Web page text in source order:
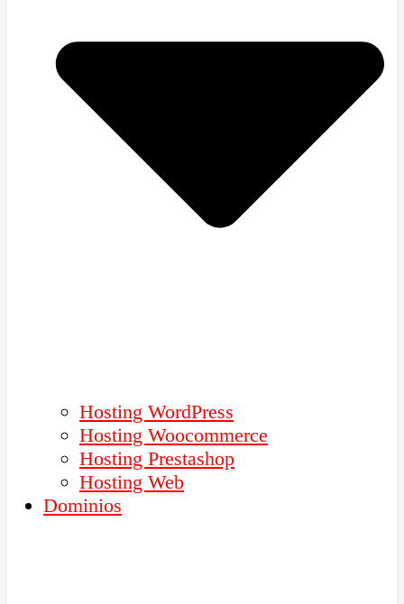
Hosting WordPress
Hosting Woocommerce
Hosting Prestashop
Hosting Web
Dominios